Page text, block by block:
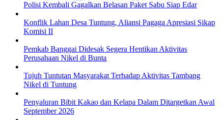
Polisi Kembali Gagalkan Belasan Paket Sabu Siap Edar
Konflik Lahan Desa Tuntung, Aliansi Pagaga Apresiasi Sikap
Komisi II
Pemkab Banggai Didesak Segera Hentikan Aktivitas
Perusahaan Nikel di Bunta
Tujuh Tuntutan Masyarakat Terhadap Aktivitas Tambang
Nikel di Tuntung
Penyaluran Bibit Kakao dan Kelapa Dalam Ditargetkan Awal
September 2026